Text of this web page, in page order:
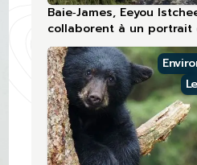
Baie‑James, Eeyou
collaborent à un portrait
compétences